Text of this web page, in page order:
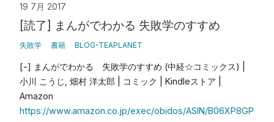
19 7月 2017
[読了] まんがでわかる 失敗学のすすめ
失敗学 書籍 BLOG-TEAPLANET
[-] まんがでわかる 失敗学のすすめ (中経☆コミックス) |
小川 こうじ, 畑村 洋太郎 | コミック | Kindleストア |
Amazon
https://www.amazon.co.jp/exec/obidos/ASIN/B06XP8GP